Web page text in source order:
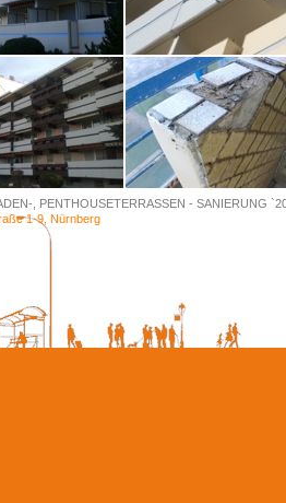
, PENTHOUSETERRASSEN - SANIERUNG
1-9, Nürnberg